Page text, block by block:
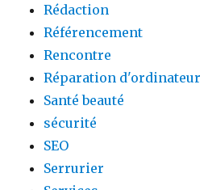
Rédaction
Référencement
Rencontre
Réparation d'ordinateur
Santé beauté
sécurité
SEO
Serrurier